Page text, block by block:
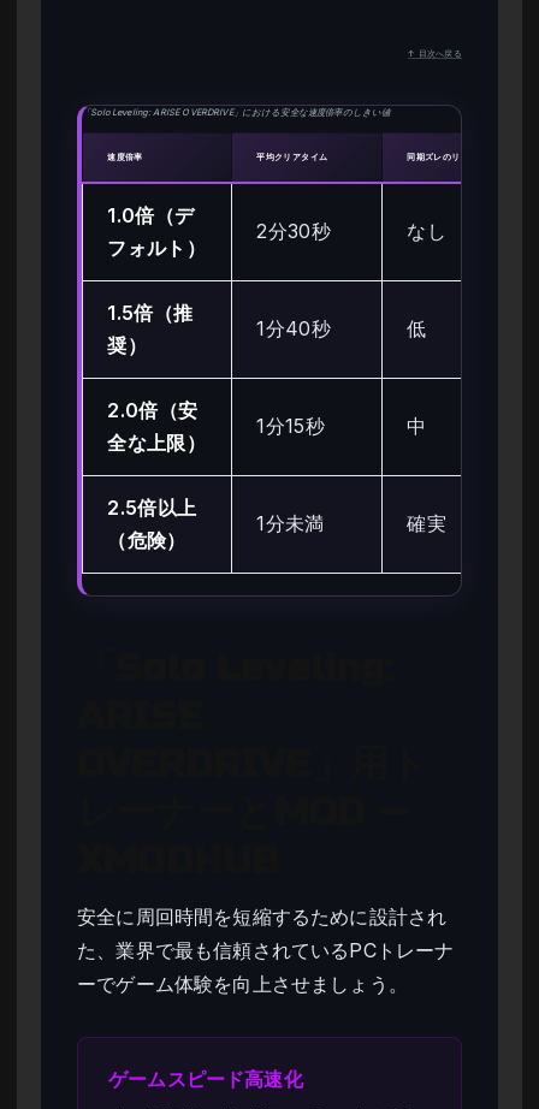
↑ 目次へ戻る
「Solo Leveling: ARISE OVERDRIVE」における安全な速度倍率のしきい値
速度倍率 平均クリアタイム 同期ズレのリスク
1.0倍（デ
フォルト）
2分30秒 なし
1.5倍（推
奨）
1分40秒 低
2.0倍（安
全な上限）
1分15秒 中
2.5倍以上
（危険）
1分未満 確実
安全に周回時間を短縮するために設計され
た、業界で最も信頼されているPCトレーナ
ーでゲーム体験を向上させましょう。
ゲームスピード高速化